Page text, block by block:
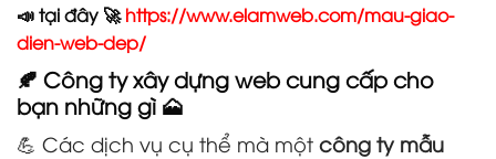
📣 tại đây 🚀https://www.elamweb.com/mau-giao-
dien-web-dep/
🍂 Công ty xây dựng web cung cấp cho
bạn những gì 🗻
💪 Các dịch vụ cụ thể mà một công ty mẫu